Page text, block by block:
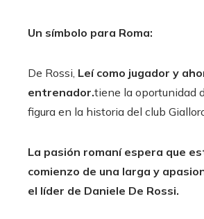
Un símbolo para Roma:
De Rossi, Leí como jugador y
entrenador.tiene la oportunidad
figura en la historia del club
La pasión romaní espera que
comienzo de una larga y
el líder de Daniele De Rossi.